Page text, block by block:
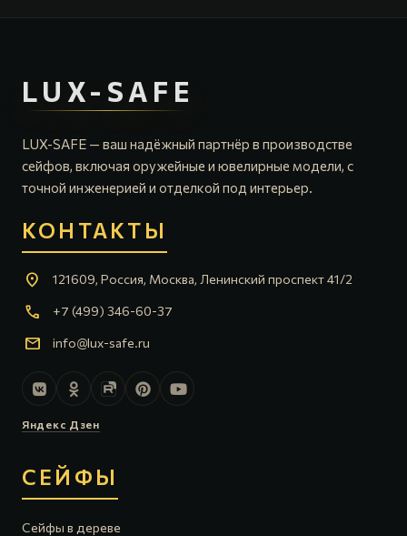
LUX-SAFE
LUX-SAFE — ваш надёжный партнёр в производстве
сейфов, включая оружейные и ювелирные модели, с
точной инженерией и отделкой под интерьер.
КОНТАКТЫ
location_on 121609, Россия, Москва, Ленинский проспект 41/2
call +7 (499) 346-60-37
mail info@lux-safe.ru
Яндекс Дзен
СЕЙФЫ
Сейфы в дереве